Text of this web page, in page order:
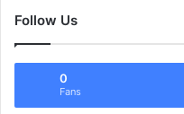
Follow Us
0
Fans